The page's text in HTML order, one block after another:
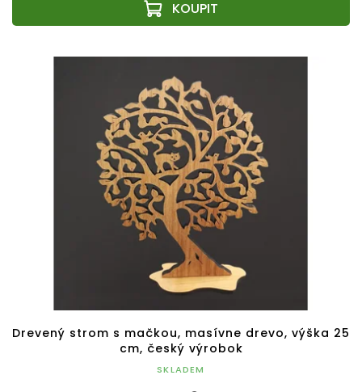
Drevený strom s mačkou, masívne drevo, výška 25
cm, český výrobok
SKLADEM